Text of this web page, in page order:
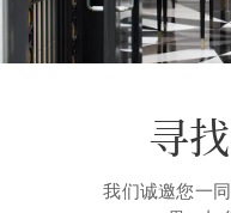
寻
我们诚邀您一